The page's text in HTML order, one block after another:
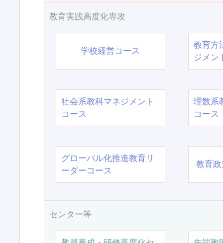
教育実践高度化専攻
学校経営コース
教育方
ジメン
社会系教科マネジメント
コース
理数系
コース
グローバル化推進教育リ
ーダーコース
教育
センター等